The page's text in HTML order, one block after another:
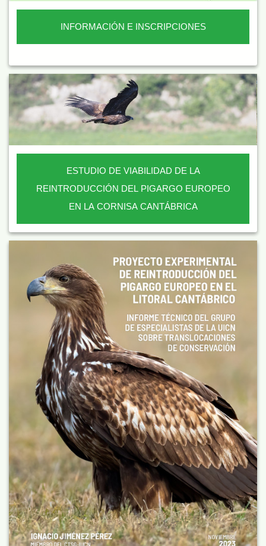
INFORMACIÓN E INSCRIPCIONES
ESTUDIO DE VIABILIDAD DE LA
REINTRODUCCIÓN DEL PIGARGO EUROPEO
EN LA CORNISA CANTÁBRICA